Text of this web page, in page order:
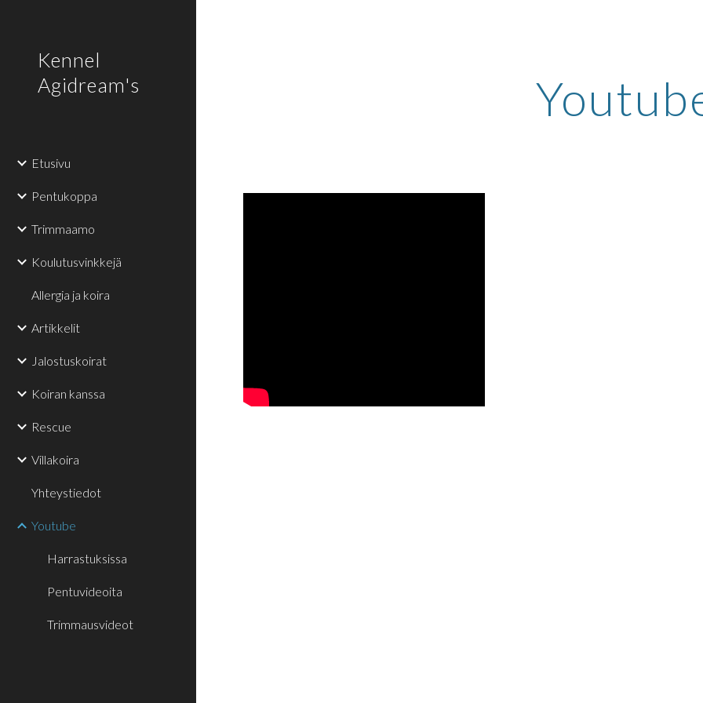
Kennel
Agidream's
Etusivu
Pentukoppa
Trimmaamo
Koulutusvinkkejä
Allergia ja koira
Artikkelit
Jalostuskoirat
Koiran kanssa
Rescue
Villakoira
Yhteystiedot
Youtube
Harrastuksissa
Pentuvideoita
Trimmausvideot